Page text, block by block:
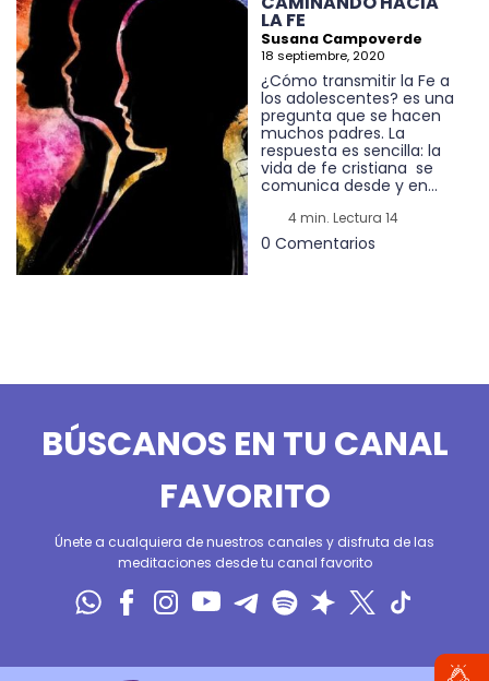
LA FE
Susana Campoverde
18 septiembre, 2020
¿Cómo transmitir la Fe a
los adolescentes? es una
pregunta que se hacen
muchos padres. La
respuesta es sencilla: la
vida de fe cristiana se
comunica desde y en...
4 min. Lectura 14
0 Comentarios
BÚSCANOS EN TU CANAL
FAVORITO
Únete a cualquiera de nuestros canales y disfruta de las
meditaciones desde tu canal favorito